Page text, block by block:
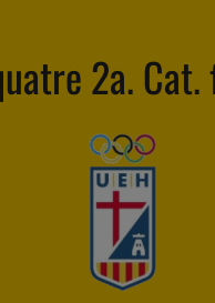
2a. Cat.